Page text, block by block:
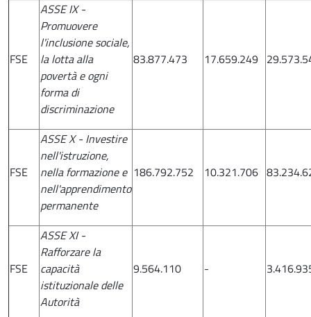
FSE
ASSE IX -
Promuovere
l'inclusione sociale,
la lotta alla
povertà e ogni
forma di
discriminazione
83.877.473 17.659.249
FSE
ASSE X - Investire
nell'istruzione,
nella formazione e
nell'apprendimento
permanente
186.792.752 10.321.706
FSE
ASSE XI -
Rafforzare la
capacità
istituzionale delle
Autorità
9.564.110 -